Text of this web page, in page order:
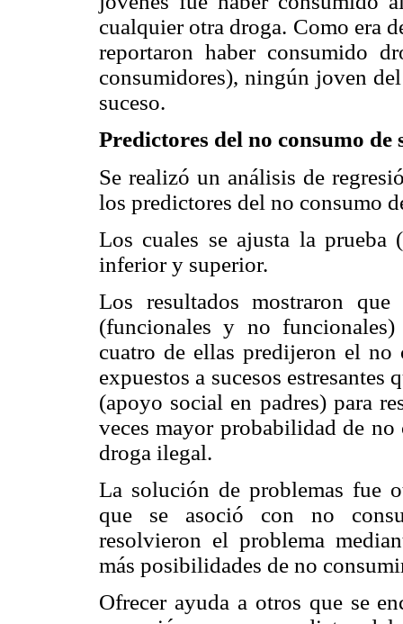
cualquier otra droga. Como era
reportaron haber consumido
consumidores), ningún joven
suceso.
Predictores del no consumo de
Se realizó un análisis de
los predictores del no consumo
Los cuales se ajusta la
inferior y superior.
Los resultados mostraron
(funcionales y no
cuatro de ellas predijeron el no
expuestos a sucesos
(apoyo social en padres) para
veces mayor probabilidad de
droga ilegal.
La solución de problemas fue
que se asoció con no
resolvieron el problema
más posibilidades de no
Ofrecer ayuda a otros que se